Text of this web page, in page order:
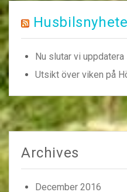
Nu slutar vi uppdatera
Utsikt över viken på
Archives
December 2016